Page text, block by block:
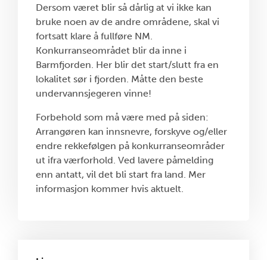
Dersom været blir så dårlig at vi ikke kan
bruke noen av de andre områdene, skal vi
fortsatt klare å fullføre NM.
Konkurranseområdet blir da inne i
Barmfjorden. Her blir det start/slutt fra en
lokalitet sør i fjorden. Måtte den beste
undervannsjegeren vinne!
Forbehold som må være med på siden:
Arrangøren kan innsnevre, forskyve og/eller
endre rekkefølgen på konkurranseområder
ut ifra værforhold. Ved lavere påmelding
enn antatt, vil det bli start fra land. Mer
informasjon kommer hvis aktuelt.